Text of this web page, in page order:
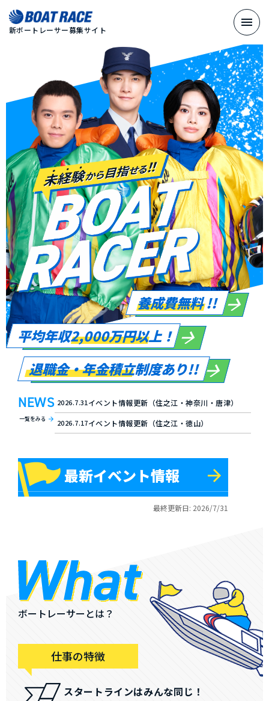
新ボートレーサー募集サイト
養成費無料 !!
平均年収2,000万円以上！
退職金・年金積立制度あり!!
NEWS
一覧をみる
2026.7.31 イベント情報更新（住之江・神奈川・唐津）
2026.7.17イベント情報更新（住之江・徳山）
最新イベント情報
最終更新日: 2026/7/31
ボートレーサーとは？
仕事の特徴
スタートラインはみんな同じ！